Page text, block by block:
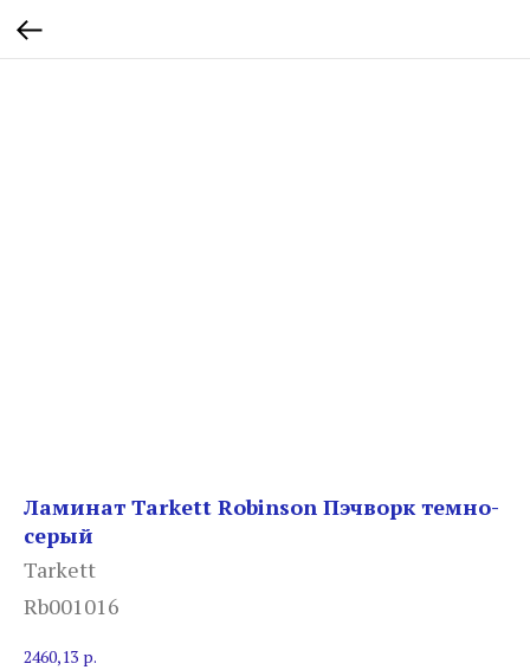
Ламинат Tarkett Robinson Пэчворк темно-
серый
Tarkett
Rb001016
2460,13 р.